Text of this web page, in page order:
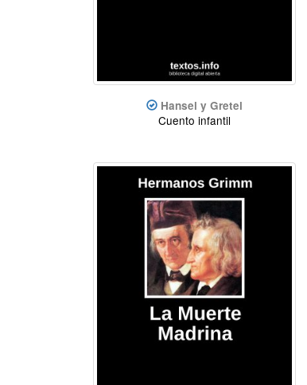
Hansel y Gretel
Cuento infantil